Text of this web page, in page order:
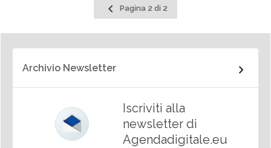
Pagina
precedente
Pagina 2 di 2
Archivio Newsletter
Iscriviti alla
newsletter di
Agendadigitale.eu